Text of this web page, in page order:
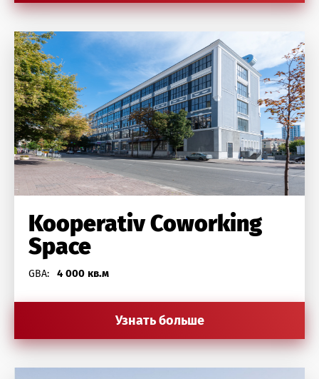
Kooperativ Coworking
Space
GBA: 4 000 кв.м
Узнать больше